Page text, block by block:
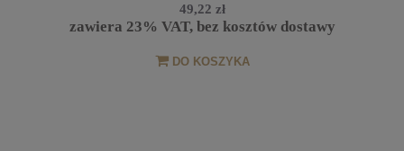
49,22 zł
zawiera 23% VAT, bez kosztów dostawy
DO KOSZYKA